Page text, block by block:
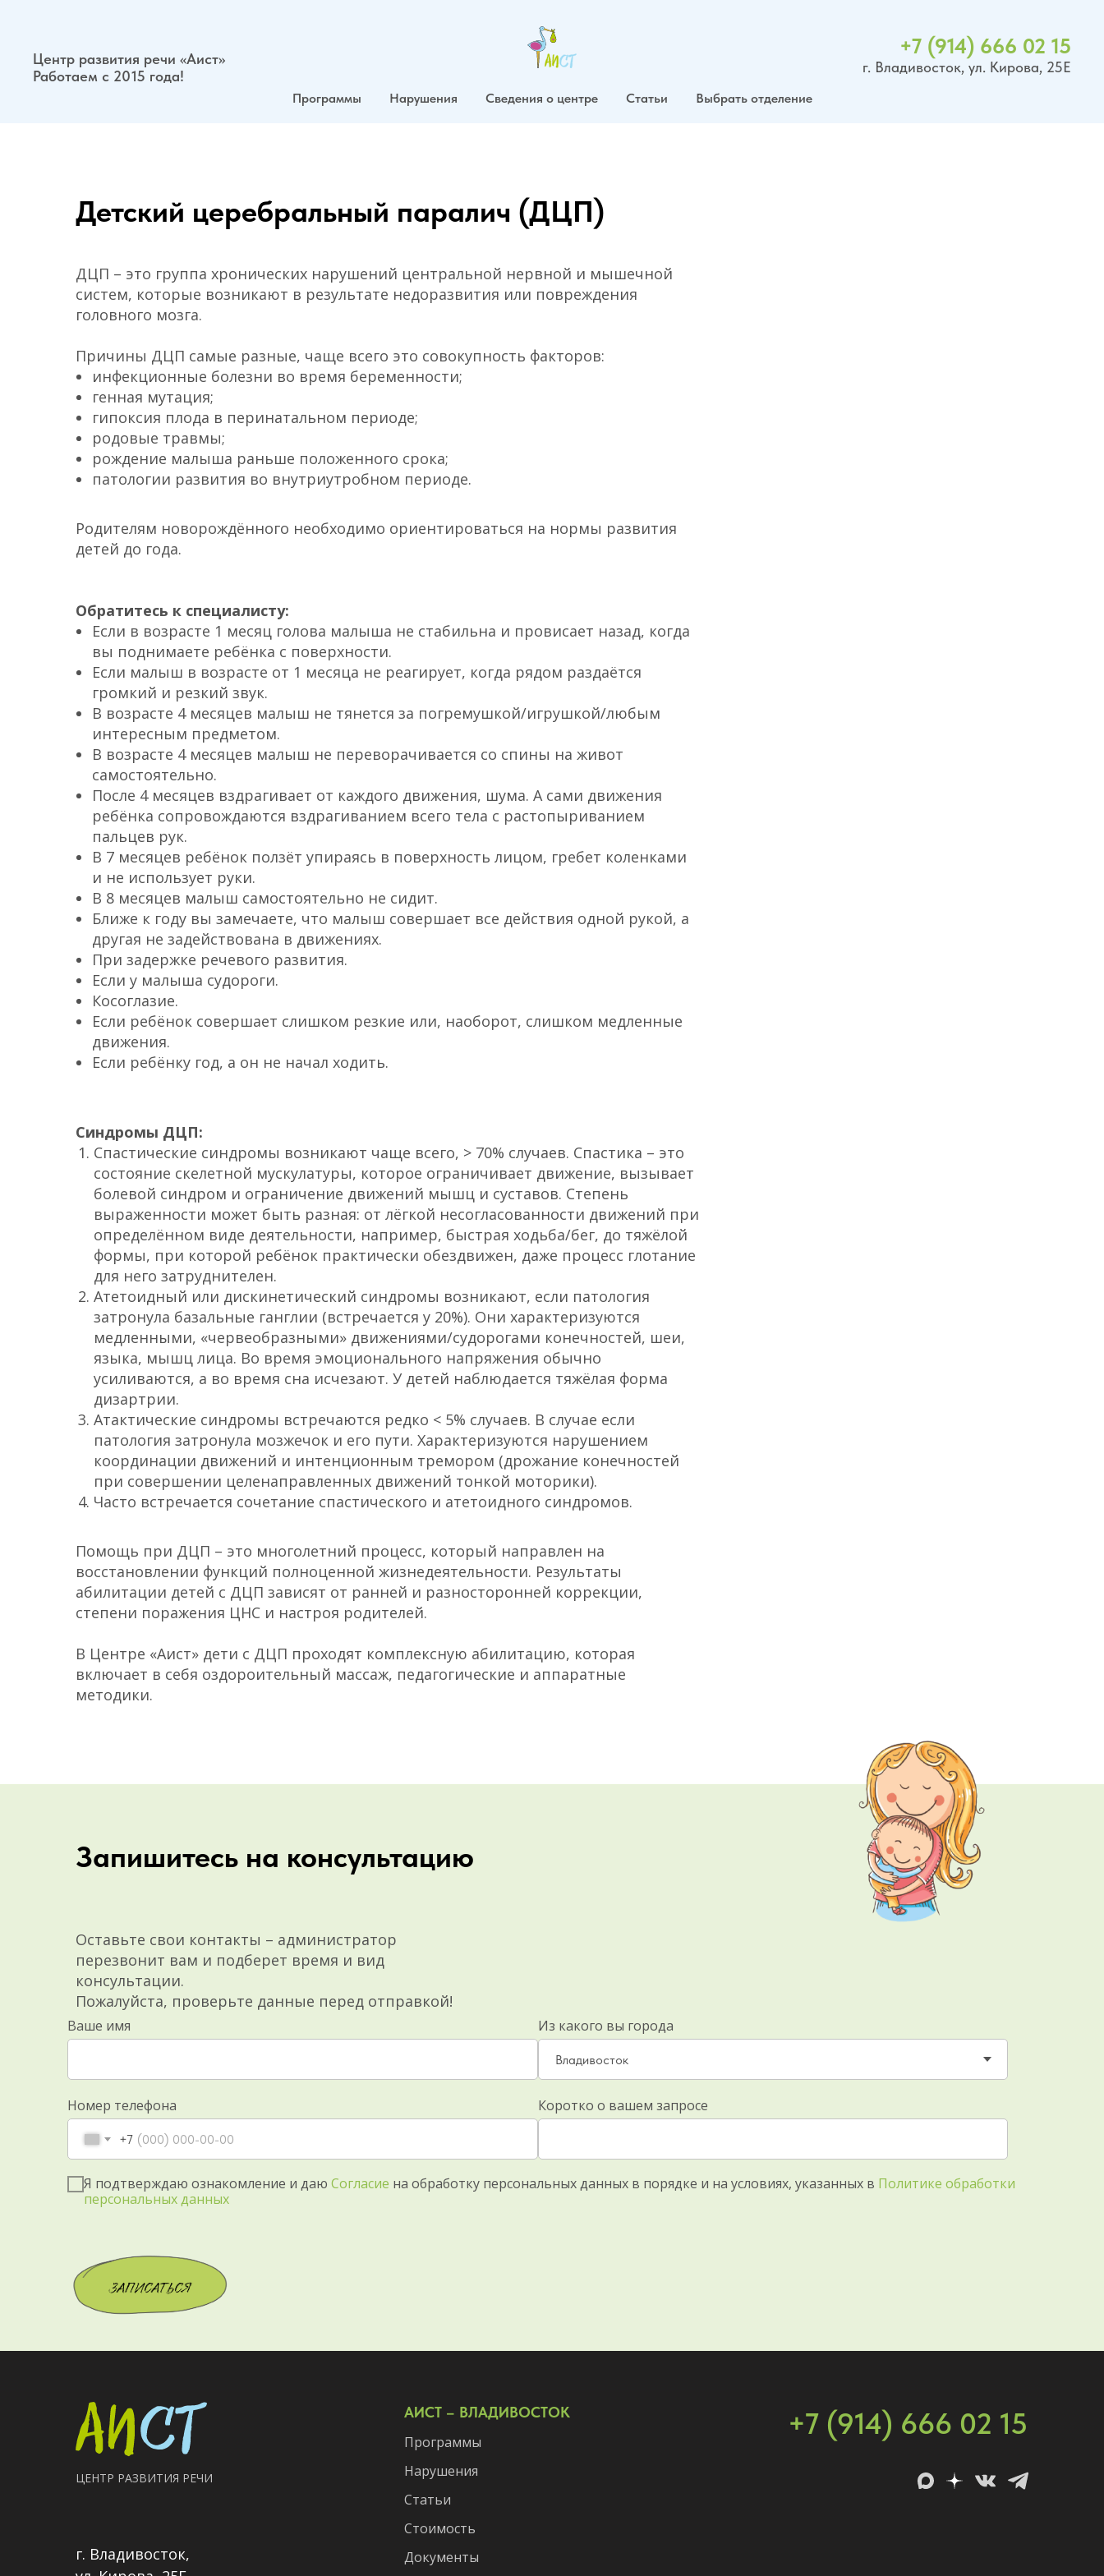
Центр развития речи «Аист»
Работаем с 2015 года!
+7 (914) 666 02 15
г. Владивосток, ул. Кирова, 25Е
Программы Нарушения Сведения о центре Статьи Выбрать отделение
Детский церебральный паралич (ДЦП)
ДЦП – это группа хронических нарушений центральной нервной и мышечной
систем, которые возникают в результате недоразвития или повреждения
головного мозга.
Причины ДЦП самые разные, чаще всего это совокупность факторов:
инфекционные болезни во время беременности;
генная мутация;
гипоксия плода в перинатальном периоде;
родовые травмы;
рождение малыша раньше положенного срока;
патологии развития во внутриутробном периоде.
Родителям новорождённого необходимо ориентироваться на нормы развития
детей до года.
Обратитесь к специалисту:
Если в возрасте 1 месяц голова малыша не стабильна и провисает назад, когда
вы поднимаете ребёнка с поверхности.
Если малыш в возрасте от 1 месяца не реагирует, когда рядом раздаётся
громкий и резкий звук.
В возрасте 4 месяцев малыш не тянется за погремушкой/игрушкой/любым
интересным предметом.
В возрасте 4 месяцев малыш не переворачивается со спины на живот
самостоятельно.
После 4 месяцев вздрагивает от каждого движения, шума. А сами движения
ребёнка сопровождаются вздрагиванием всего тела с растопыриванием
пальцев рук.
В 7 месяцев ребёнок ползёт упираясь в поверхность лицом, гребет коленками
и не использует руки.
В 8 месяцев малыш самостоятельно не сидит.
Ближе к году вы замечаете, что малыш совершает все действия одной рукой, а
другая не задействована в движениях.
При задержке речевого развития.
Если у малыша судороги.
Косоглазие.
Если ребёнок совершает слишком резкие или, наоборот, слишком медленные
движения.
Если ребёнку год, а он не начал ходить.
Синдромы ДЦП:
Спастические синдромы возникают чаще всего, > 70% случаев. Спастика – это
состояние скелетной мускулатуры, которое ограничивает движение, вызывает
болевой синдром и ограничение движений мышц и суставов. Степень
выраженности может быть разная: от лёгкой несогласованности движений при
определённом виде деятельности, например, быстрая ходьба/бег, до тяжёлой
формы, при которой ребёнок практически обездвижен, даже процесс глотание
для него затруднителен.
Атетоидный или дискинетический синдромы возникают, если патология
затронула базальные ганглии (встречается у 20%). Они характеризуются
медленными, «червеобразными» движениями/судорогами конечностей, шеи,
языка, мышц лица. Во время эмоционального напряжения обычно
усиливаются, а во время сна исчезают. У детей наблюдается тяжёлая форма
дизартрии.
Атактические синдромы встречаются редко < 5% случаев. В случае если
патология затронула мозжечок и его пути. Характеризуются нарушением
координации движений и интенционным тремором (дрожание конечностей
при совершении целенаправленных движений тонкой моторики).
Часто встречается сочетание спастического и атетоидного синдромов.
Помощь при ДЦП – это многолетний процесс, который направлен на
восстановлении функций полноценной жизнедеятельности. Результаты
абилитации детей с ДЦП зависят от ранней и разносторонней коррекции,
степени поражения ЦНС и настроя родителей.
В Центре «Аист» дети с ДЦП проходят комплексную абилитацию, которая
включает в себя оздороительный массаж, педагогические и аппаратные
методики.
Запишитесь на консультацию
Оставьте свои контакты – администратор
перезвонит вам и подберет время и вид
консультации.
Пожалуйста, проверьте данные перед отправкой!
Ваше имя Из какого вы города
Номер телефона
+7
Коротко о вашем запросе
Я подтверждаю ознакомление и даю Согласие на обработку персональных данных в порядке и на условиях, указанных в Политике обработки
персональных данных
+7 (914) 666 02 15
г. Владивосток,
АИСТ – ВЛАДИВОСТОК
ЦЕНТР РАЗВИТИЯ РЕЧИ
Документы
Нарушения
Программы
Стоимость
Статьи